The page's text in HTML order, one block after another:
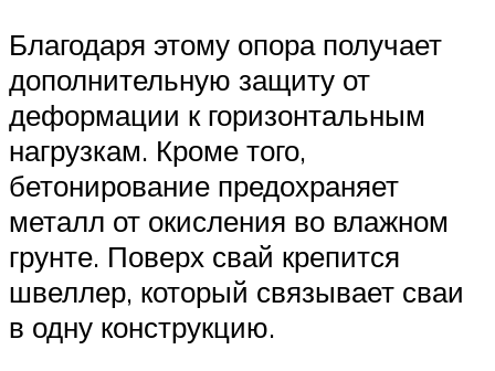
Благодаря этому опора получает
дополнительную защиту от
деформации к горизонтальным
нагрузкам. Кроме того,
бетонирование предохраняет
металл от окисления во влажном
грунте. Поверх свай крепится
швеллер, который связывает сваи
в одну конструкцию.